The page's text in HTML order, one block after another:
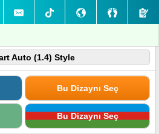
Auto (1.4) Style
Bu Dizaynı Seç
Bu Dizaynı Seç